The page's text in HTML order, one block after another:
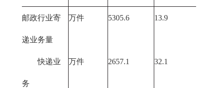
邮政行业寄
递业务量
万件 5305.6 13.9
快递业
务
万件 2657.1 32.1